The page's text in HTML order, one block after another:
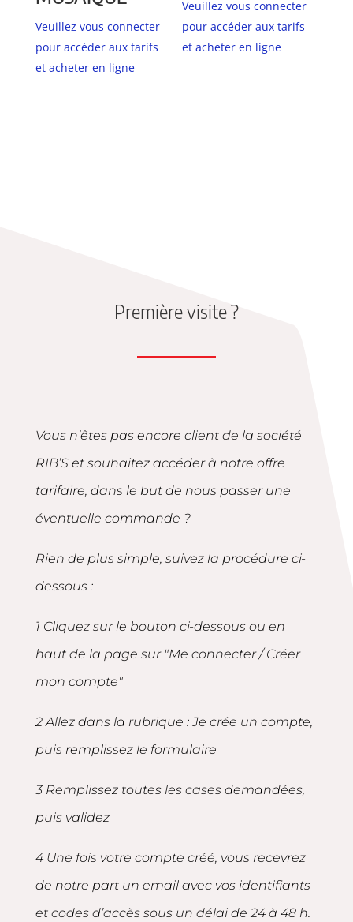
Veuillez vous connecter
pour accéder aux tarifs
et acheter en ligne
Veuillez vous connecter
pour accéder aux tarifs
et acheter en ligne
Première visite ?
Vous n’êtes pas encore client de la société
RIB’S et souhaitez accéder à notre offre
tarifaire, dans le but de nous passer une
éventuelle commande ?
Rien de plus simple, suivez la procédure ci-
dessous :
1 Cliquez sur le bouton ci-dessous ou en
haut de la page sur "Me connecter / Créer
mon compte"
2 Allez dans la rubrique : Je crée un compte,
puis remplissez le formulaire
3 Remplissez toutes les cases demandées,
puis validez
4 Une fois votre compte créé, vous recevrez
de notre part un email avec vos identifiants
et codes d’accès sous un délai de 24 à 48 h.